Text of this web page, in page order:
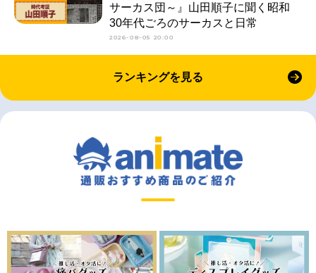
サーカス団～』山田順子に聞く昭和
30年代ごろのサーカスと日常
2026-08-05 20:00
ランキングを見る